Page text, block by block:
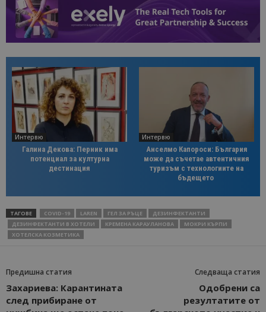
Интервю
Галина Декова: Перник има
потенциал за културна
дестинация
Интервю
Анселмо Капороси: България
може да съчетае автентичния
туризъм с технологиите на
бъдещето
ТАГОВЕ COVID-19 LAREN ГЕЛ ЗА РЪЦЕ
ДЕЗИНФЕКТАНТИ
ДЕЗИНФЕКТАНТИ В ХОТЕЛИ
КРЕМЕНА КАРАУЛАНОВА
МОКРИ КЪРПИ
ХОТЕЛСКА КОЗМЕТИКА
Предишна статия
Захариева: Карантината
след прибиране от
Следваща статия
Одобрени са
резултатите от